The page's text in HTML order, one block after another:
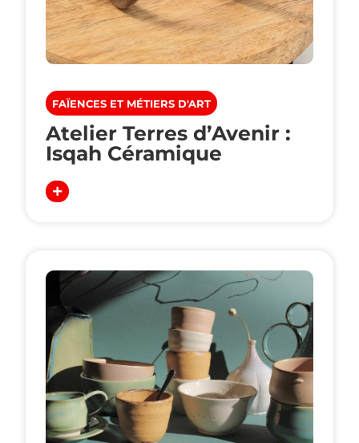
FAÏENCES ET MÉTIERS D'ART
Atelier Terres d’Avenir :
Isqah Céramique